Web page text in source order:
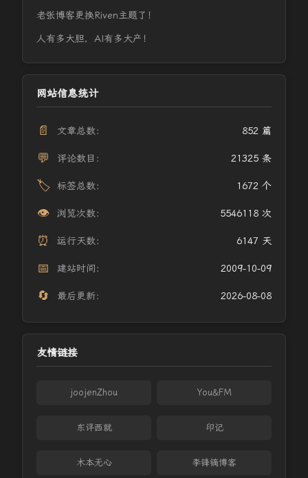
老张博客更换Riven主题了！
人有多大胆，AI有多大产！
网站信息统计
📄 文章总数： 852 篇
💬 评论数目： 21325 条
🏷️ 标签总数： 1672 个
👁️ 浏览次数： 5546118 次
⏰ 运行天数： 6147 天
📅 建站时间： 2009-10-09
🔄 最后更新： 2026-08-08
友情链接
joojenZhou You&FM
东评西就 印记
木本无心 李锋镝博客